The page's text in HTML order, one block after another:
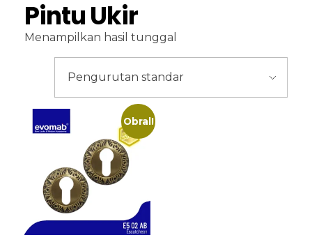
Pintu Ukir
Menampilkan hasil tunggal
Obral!